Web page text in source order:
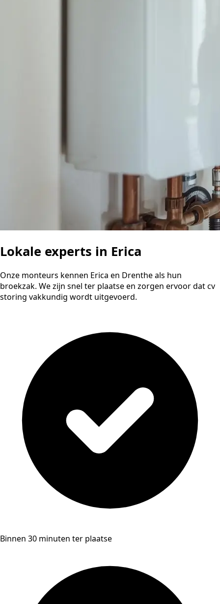
Lokale experts in Erica
Onze monteurs kennen Erica en Drenthe als hun
broekzak. We zijn snel ter plaatse en zorgen ervoor dat cv
storing vakkundig wordt uitgevoerd.
Binnen 30 minuten ter plaatse